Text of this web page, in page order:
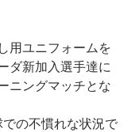
用ユニフォームを
ダ新加入選手達に
ニングマッチとな
の不慣れな状況で